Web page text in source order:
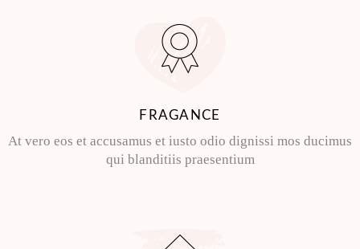
FRAGANCE
At vero eos et accusamus et iusto odio dignissi mos ducimus
qui blanditiis praesentium